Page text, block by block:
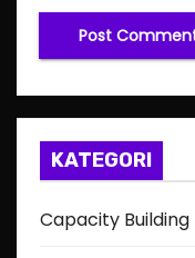
KATEGORI
Capacity